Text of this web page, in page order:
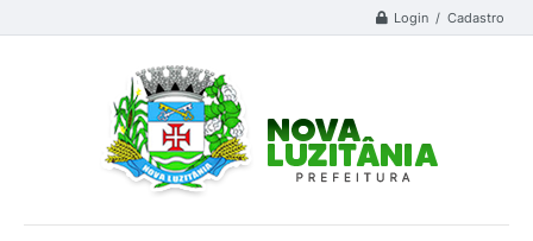
Login / Cadastro